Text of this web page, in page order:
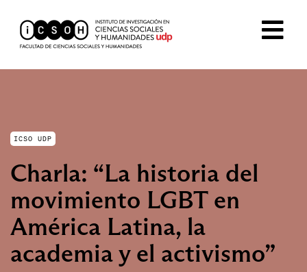
ICSO UDP
Charla: “La historia del
movimiento LGBT en
América Latina, la
academia y el activismo”